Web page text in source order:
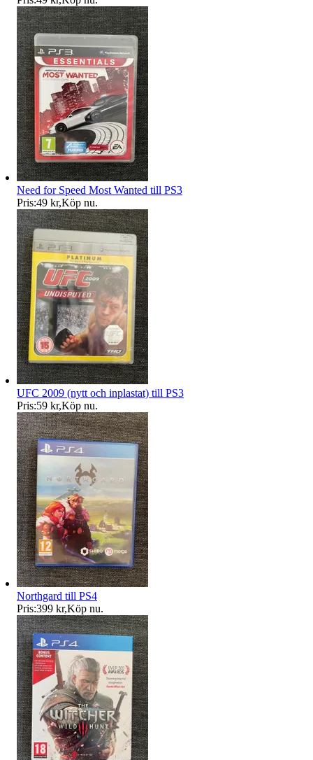
Need for Speed Most Wanted till PS3
Pris:49 kr,Köp nu.
UFC 2009 (nytt och inplastat) till PS3
Pris:59 kr,Köp nu.
Northgard till PS4
Pris:399 kr,Köp nu.